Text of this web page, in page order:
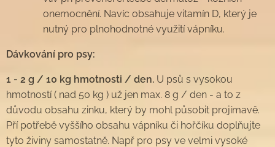
onemocnění. Navíc obsahuje vitamín D, který je
nutný pro plnohodnotné využití vápníku.
Dávkování pro psy:
1 - 2 g / 10 kg hmotnosti / den. U psů s vysokou
hmotností ( nad 50 kg ) už jen max. 8 g / den - a to z
důvodu obsahu zinku, který by mohl působit projímavě.
Pří potřebě vyššího obsahu vápníku či hořčíku doplňujte
tyto živiny samostatně. Např pro psy ve velmi vysoké